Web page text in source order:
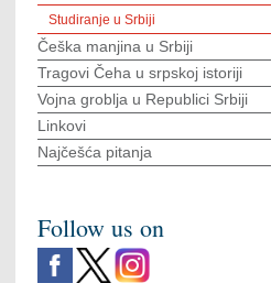
Studiranje u Srbiji
Češka manjina u Srbiji
Tragovi Čeha u srpskoj istoriji
Vojna groblja u Republici Srbiji
Linkovi
Najčešća pitanja
Follow us on